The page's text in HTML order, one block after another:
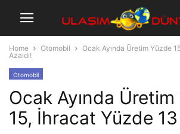
Home Otomobil
Ocak Ayında Üretim Yüzde
Azaldı!
Otomobil
Ocak Ayında
15, İhracat Yüzde 13